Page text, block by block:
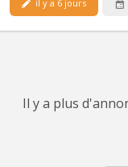
il y a 6 jours
Il y a plus